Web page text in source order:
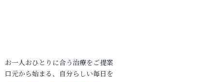
お一人おひとりに合う治療をご提案
口元から始まる、自分らしい毎日を